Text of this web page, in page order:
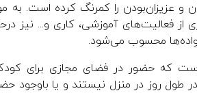
و عزیزان‌بودن را کمرنگ کرده است. به
از فعالیت‌های آموزشی، کاری و... نیز
محسوب می‌شود.
که حضور در فضای مجازی برای
در طول روز در منزل نیستند و یا